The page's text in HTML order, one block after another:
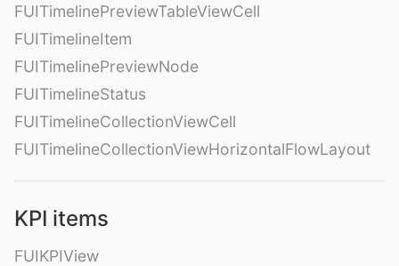
FUITimelinePreviewTableViewCell
FUITimelineItem
FUITimelinePreviewNode
FUITimelineStatus
FUITimelineCollectionViewCell
FUITimelineCollectionViewHorizontalFlowLayout
KPI items
FUIKPIView